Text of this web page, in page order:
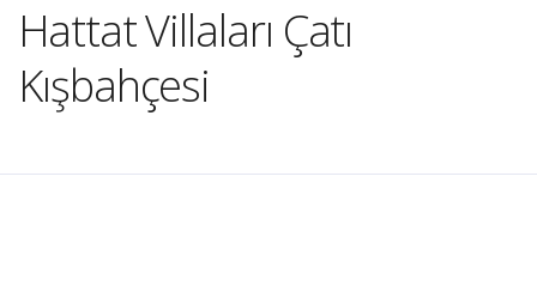
Hattat Villaları Çatı
Kışbahçesi